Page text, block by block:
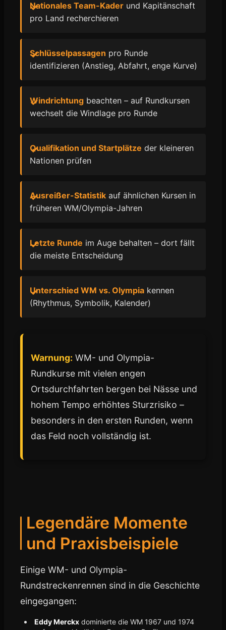
Nationales Team-Kader und Kapitänschaft
pro Land recherchieren
Schlüsselpassagen pro Runde
identifizieren (Anstieg, Abfahrt, enge Kurve)
Windrichtung beachten – auf Rundkursen
wechselt die Windlage pro Runde
Qualifikation und Startplätze der kleineren
Nationen prüfen
Ausreißer-Statistik auf ähnlichen Kursen in
früheren WM/Olympia-Jahren
Letzte Runde im Auge behalten – dort fällt
die meiste Entscheidung
Unterschied WM vs. Olympia kennen
(Rhythmus, Symbolik, Kalender)
Warnung: WM- und Olympia-
Rundkurse mit vielen engen
Ortsdurchfahrten bergen bei Nässe und
hohem Tempo erhöhtes Sturzrisiko –
besonders in den ersten Runden, wenn
das Feld noch vollständig ist.
Legendäre Momente
und Praxisbeispiele
Einige WM- und Olympia-
Rundstreckenrennen sind in die Geschichte
eingegangen:
Eddy Merckx dominierte die WM 1967 und 1974